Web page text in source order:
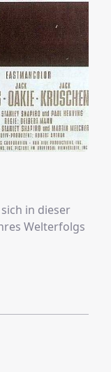
in dieser
Welterfolgs